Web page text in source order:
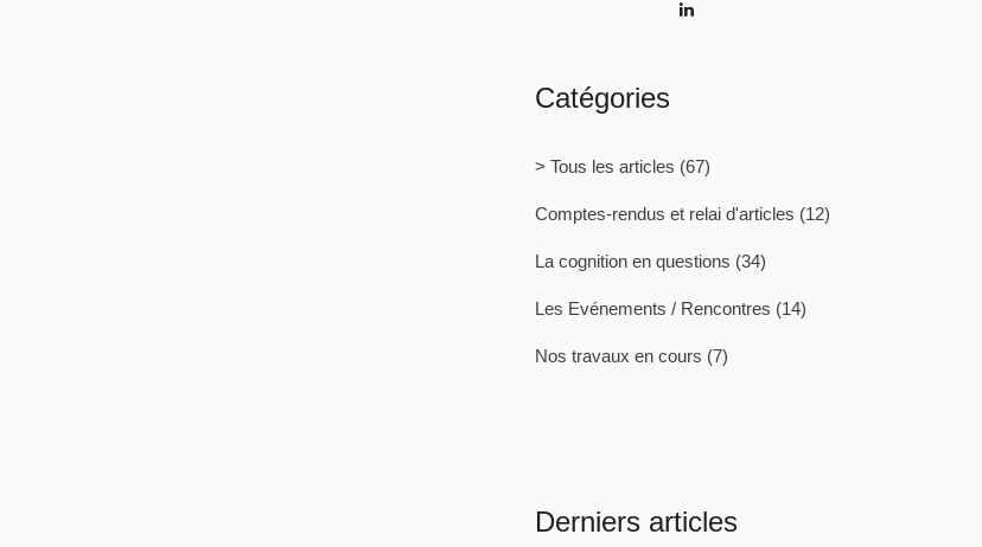
Catégories
> Tous les articles (67)
Comptes-rendus et relai d'articles (12)
La cognition en questions (34)
Les Evénements / Rencontres (14)
Nos travaux en cours (7)
Derniers articles